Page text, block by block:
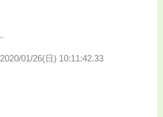
2020/01/26(日) 10:11:42.33